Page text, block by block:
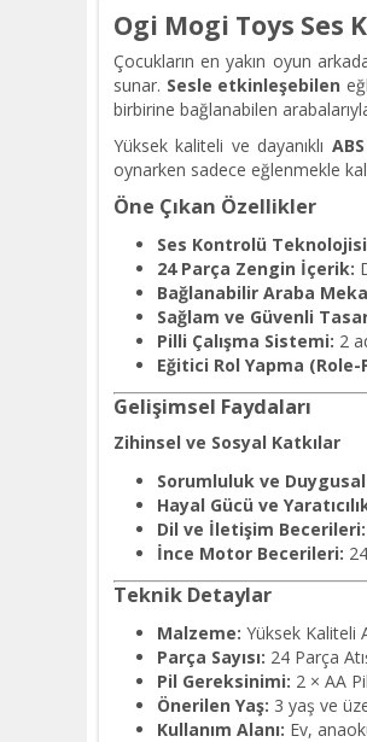
Ogi Mogi Toys Ses
Çocukların en yakın oyun
sunar. Sesle etkinleşebilen
birbirine bağlanabilen
Yüksek kaliteli ve dayanıklı
oynarken sadece eğlenmekle
Öne Çıkan Özellikler
Ses Kontrolü
24 Parça Zengin İçerik:
Bağlanabilir Araba
Sağlam ve Güvenli
Pilli Çalışma Sistemi: 2
Eğitici Rol Yapma (Role-
Gelişimsel Faydaları
Zihinsel ve Sosyal Katkılar
Sorumluluk ve
Hayal Gücü ve
Dil ve İletişim Becerileri:
İnce Motor Becerileri:
Teknik Detaylar
Malzeme: Yüksek Kaliteli
Parça Sayısı: 24 Parça
Pil Gereksinimi: 2 × AA
Önerilen Yaş: 3 yaş ve
Kullanım Alanı: Ev,